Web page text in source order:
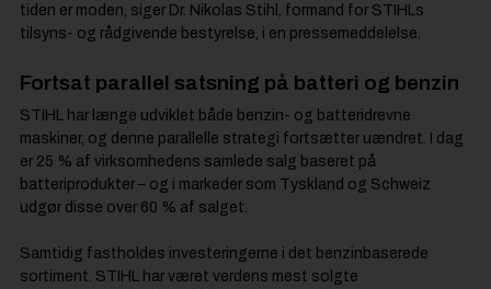
tiden er moden, siger Dr. Nikolas Stihl, formand for STIHLs
tilsyns- og rådgivende bestyrelse, i en pressemeddelelse.
Fortsat parallel satsning på batteri og benzin
STIHL har længe udviklet både benzin- og batteridrevne
maskiner, og denne parallelle strategi fortsætter uændret. I dag
er 25 % af virksomhedens samlede salg baseret på
batteriprodukter – og i markeder som Tyskland og Schweiz
udgør disse over 60 % af salget.
Samtidig fastholdes investeringerne i det benzinbaserede
sortiment. STIHL har været verdens mest solgte